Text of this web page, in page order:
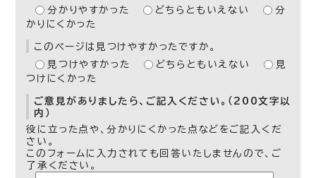
分かりやすかった
どちらともいえない
分
かりにくかった
このページは見つけやすかったですか。
見つけやすかった
どちらともいえない
見
つけにくかった
ご意見がありましたら、ご記入ください。（200文字以
内）
役に立った点や、分かりにくかった点などをご記入くだ
さい。
このフォームに入力されても回答いたしませんので、ご
了承ください。